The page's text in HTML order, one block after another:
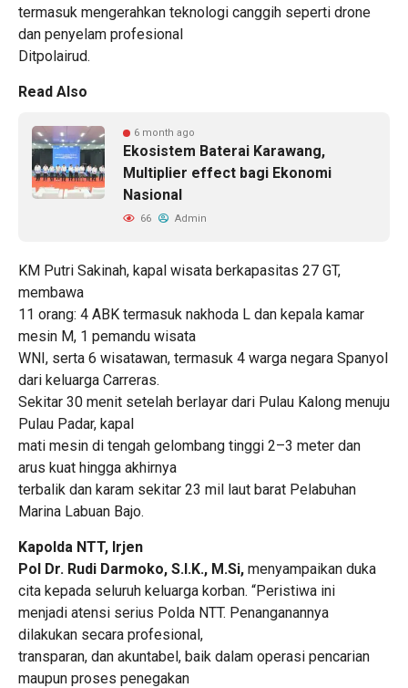
termasuk mengerahkan teknologi canggih seperti drone
dan penyelam profesional
Ditpolairud.
Read Also
6 month ago
Ekosistem Baterai Karawang,
Multiplier effect bagi Ekonomi
Nasional
66 Admin
KM Putri Sakinah, kapal wisata berkapasitas 27 GT,
membawa
11 orang: 4 ABK termasuk nakhoda L dan kepala kamar
mesin M, 1 pemandu wisata
WNI, serta 6 wisatawan, termasuk 4 warga negara Spanyol
dari keluarga Carreras.
Sekitar 30 menit setelah berlayar dari Pulau Kalong menuju
Pulau Padar, kapal
mati mesin di tengah gelombang tinggi 2–3 meter dan
arus kuat hingga akhirnya
terbalik dan karam sekitar 23 mil laut barat Pelabuhan
Marina Labuan Bajo.
Kapolda NTT, Irjen
Pol Dr. Rudi Darmoko, S.I.K., M.Si, menyampaikan duka
cita kepada seluruh keluarga korban. “Peristiwa ini
menjadi atensi serius Polda NTT. Penanganannya
dilakukan secara profesional,
transparan, dan akuntabel, baik dalam operasi pencarian
maupun proses penegakan